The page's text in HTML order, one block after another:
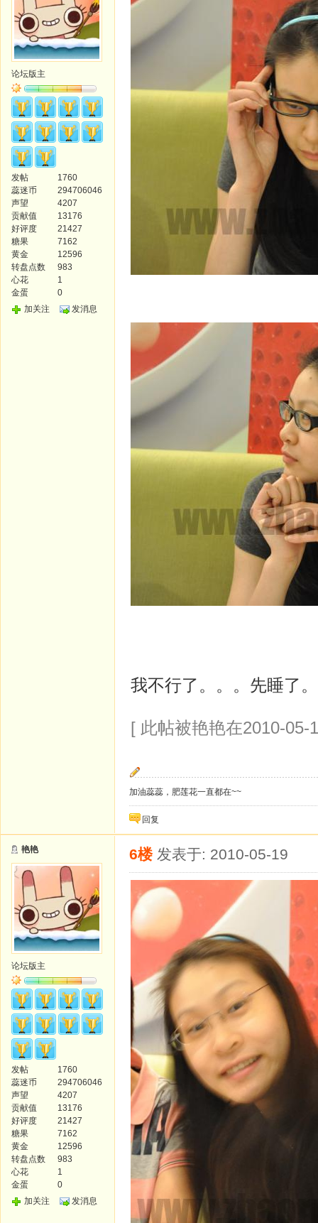
论坛版主
发帖
1760
蕊迷币
294706046
声望
4207
贡献值
13176
好评度
21427
糖果
7162
黄金
12596
转盘点数
983
心花
1
金蛋
0
加关注
发消息
我不行了。。。先睡了
[ 此帖被艳艳在2010-05-
加油蕊蕊，肥莲花一直都在~~
回复
艳艳
论坛版主
发帖
1760
蕊迷币
294706046
声望
4207
贡献值
13176
好评度
21427
糖果
7162
黄金
12596
转盘点数
983
心花
1
金蛋
0
加关注
发消息
6楼 发表于: 2010-05-19